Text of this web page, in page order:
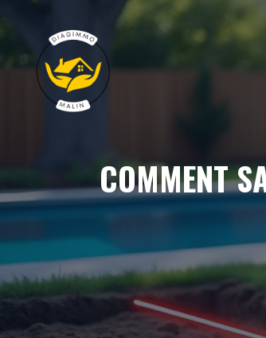
contenu
COMMENT